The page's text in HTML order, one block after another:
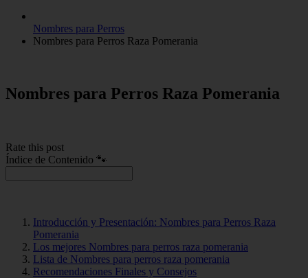
Nombres para Perros
Nombres para Perros Raza Pomerania
Nombres para Perros Raza Pomerania
Rate this post
Índice de Contenido 🐾
Introducción y Presentación: Nombres para Perros Raza
Pomerania
Los mejores Nombres para perros raza pomerania
Lista de Nombres para perros raza pomerania
Recomendaciones Finales y Consejos